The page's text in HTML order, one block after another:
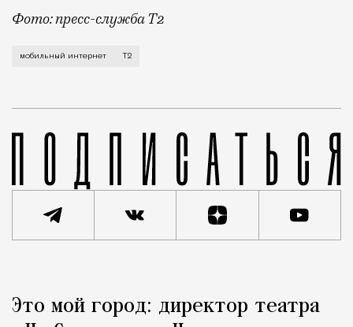
Фото: пресс-служба Т2
Мобильный оператор Т2 завершил работы по
мобильный интернет Т2
Город
Это мой город: директор театра